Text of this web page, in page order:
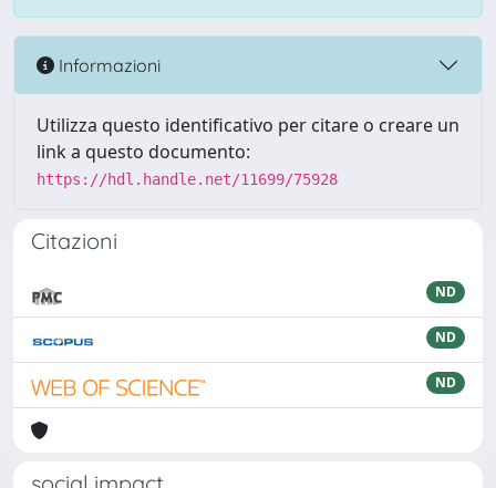
Informazioni
Utilizza questo identificativo per citare o creare un
link a questo documento:
https://hdl.handle.net/11699/75928
Citazioni
ND
ND
ND